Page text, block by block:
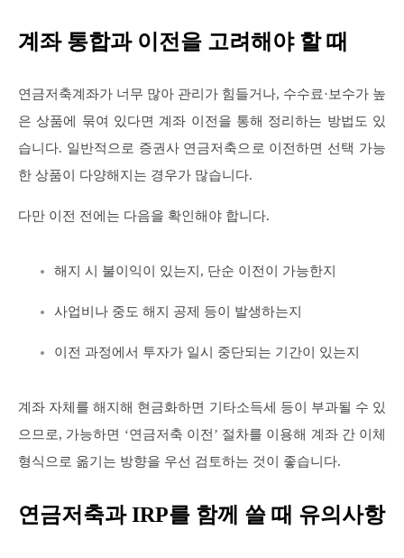
계좌 통합과 이전을 고려해야 할 때
연금저축계좌가 너무 많아 관리가 힘들거나, 수수료·보수가 높
은 상품에 묶여 있다면 계좌 이전을 통해 정리하는 방법도 있
습니다. 일반적으로 증권사 연금저축으로 이전하면 선택 가능
한 상품이 다양해지는 경우가 많습니다.
다만 이전 전에는 다음을 확인해야 합니다.
해지 시 불이익이 있는지, 단순 이전이 가능한지
사업비나 중도 해지 공제 등이 발생하는지
이전 과정에서 투자가 일시 중단되는 기간이 있는지
계좌 자체를 해지해 현금화하면 기타소득세 등이 부과될 수 있
으므로, 가능하면 ‘연금저축 이전’ 절차를 이용해 계좌 간 이체
형식으로 옮기는 방향을 우선 검토하는 것이 좋습니다.
연금저축과 IRP를 함께 쓸 때 유의사항